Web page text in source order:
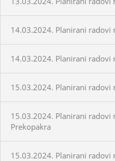
14.03.2024. Planirani radovi
14.03.2024. Planirani radovi
15.03.2024. Planirani radovi
15.03.2024. Planirani radovi
Prekopakra
15.03.2024. Planirani radovi